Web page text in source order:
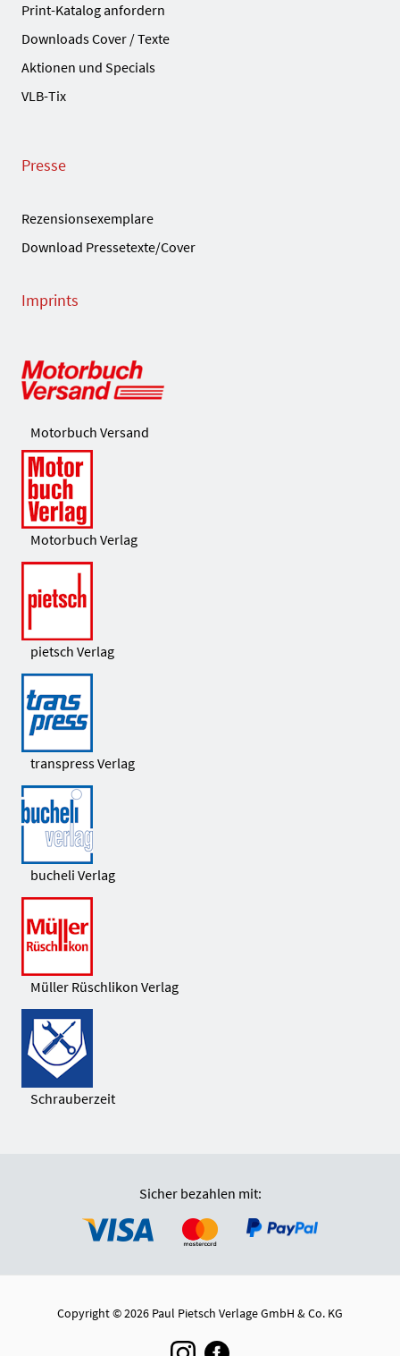
Print-Katalog anfordern
Downloads Cover / Texte
Aktionen und Specials
VLB-Tix
Presse
Rezensionsexemplare
Download Pressetexte/Cover
Imprints
Motorbuch Versand
Motorbuch Verlag
pietsch Verlag
transpress Verlag
bucheli Verlag
Müller Rüschlikon Verlag
Schrauberzeit
Sicher bezahlen mit:
Copyright © 2026 Paul Pietsch Verlage GmbH & Co. KG